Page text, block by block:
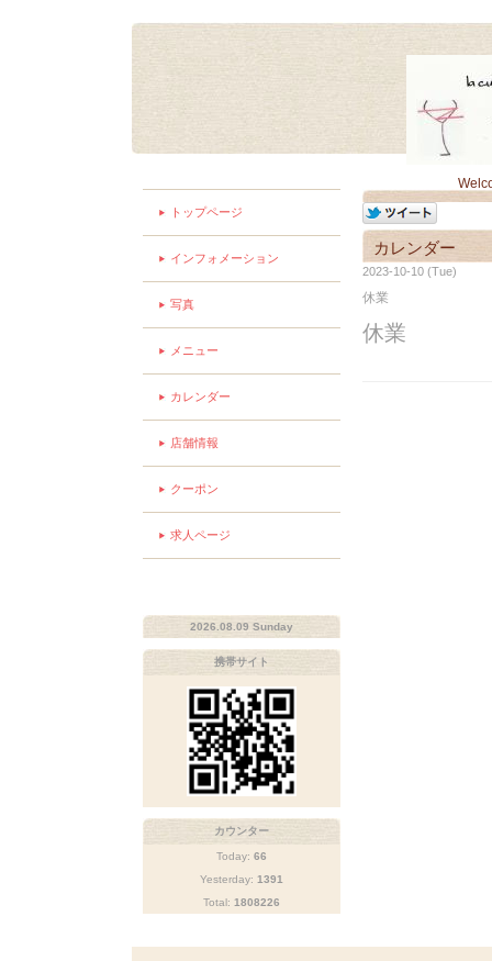
カレンダー
2023-10-10 (Tue)
休業
休業
トップページ
インフォメーション
写真
メニュー
カレンダー
店舗情報
クーポン
求人ページ
2026.08.09 Sunday
携帯サイト
カウンター
Today: 66
Yesterday: 1391
Total: 1808226